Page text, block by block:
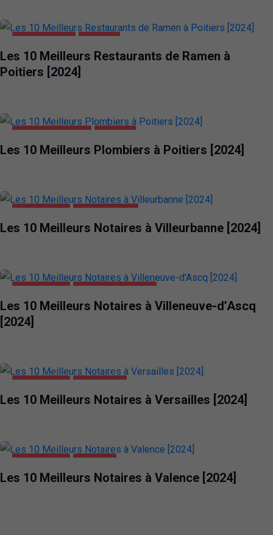
Les 10 Meilleurs Restaurants de Ramen à
Poitiers [2024]
Les 10 Meilleurs Plombiers à Poitiers [2024]
Les 10 Meilleurs Notaires à Villeurbanne [2024]
Les 10 Meilleurs Notaires à Villeneuve-d’Ascq
[2024]
Les 10 Meilleurs Notaires à Versailles [2024]
Les 10 Meilleurs Notaires à Valence [2024]